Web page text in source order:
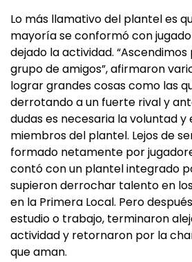
Lo más llamativo del plantel es
mayoría se conformó con
dejado la actividad.
grupo de amigos”, afirmaron
lograr grandes cosas como las
derrotando a un fuerte rival y
dudas es necesaria la voluntad y
miembros del plantel. Lejos de
formado netamente por
contó con un plantel integrado
supieron derrochar talento en
en la Primera Local. Pero
estudio o trabajo, terminaron
actividad y retornaron por la
que aman.